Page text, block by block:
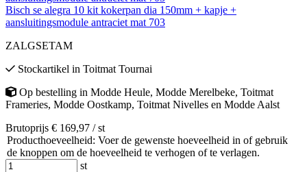
Bisch se alegra 10 kit kokerpan dia 150mm + kapje +
aansluitingsmodule antraciet mat 703
ZALGSETAM
Stockartikel in Toitmat Tournai
Op bestelling in Modde Heule, Modde Merelbeke, Toitmat
Frameries, Modde Oostkamp, Toitmat Nivelles en Modde Aalst
Brutoprijs € 169,97 / st
Producthoeveelheid: Voer de gewenste hoeveelheid in of gebruik
de knoppen om de hoeveelheid te verhogen of te verlagen.
st